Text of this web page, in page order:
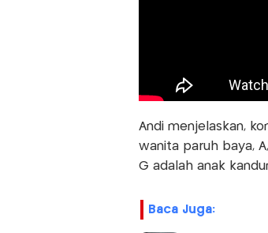
Andi menjelaskan,
wanita paruh baya,
G adalah anak
Baca Juga: